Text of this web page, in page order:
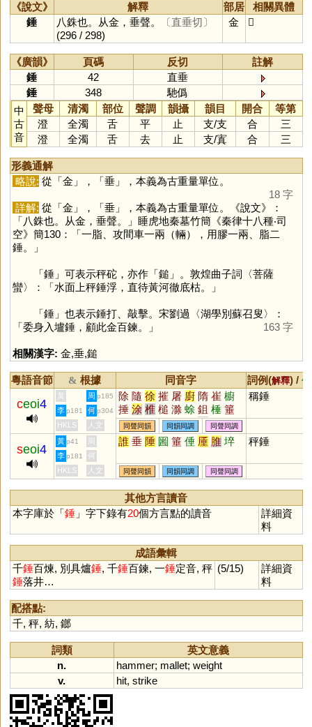
《說文》 解釋 部居
相關異體
錘
八銖也。从金，垂聲。
〔直垂切〕
(296 / 298)
金 𨭇
《廣韻》 頁碼 反切
註解
錘
42
直垂
錘
348
馳僞
中
古
音
聲母 清濁 部位 聲調 韻攝 韻目 開合
等第
澄
全濁 舌 平 止 支/支 合
三
澄
全濁 舌 去 止 支/寘 合 三
形義通解
略說: 從「金 」，「垂」，本義為古重量單位。
18 字
詳解: 從「金 」，「垂」，本義為古重量單位。《說文》：
「八銖也。从金，垂聲。」睡虎地秦墓竹簡《秦律十八種‧司
空》簡130：「一脂、攻間車一兩（輛），用膠一兩、脂二
錘。」
「錘」可表示秤砣，亦作「鎚 」。敦煌曲子詞〈菩薩
蠻〉：「水面上秤錘浮，直待黃河徹底枯。」
「錘」也表示錘打、敲擊。宋劉過〈湖學別蘇召叟〉：
「委身入壚錘，顧此金百鍊。」
163 字
相關漢字: 金,垂,鎚
粵語音節 & 根據 同音字 詞例(解釋) /
ceoi4
黃 周 p185 除 隨 徐 摧 屠 廚 隋 崔 櫥
捶 涂 椎 槌 滁 蜍 鉏 棰 箠
篨 膗 蒢 慛 凗 湷 沝 魋 磪
菙 腄 搥 鎚
稱錘
李 p181 何 p304
HKLS 人文 同聲同韻 同韻同調 同聲同調
seoi4
黃 p41 周 誰 垂 陲 圌 箠 倕 厜 脽 埣 秤錘
李 p181
何
HKLS
人文 同聲同韻 同韻同調 同聲同調
其他方言讀音
本字庫於「錘」字下錄有20個方言點的讀音
詳細資
料
成語彙輯
千錘百煉, 別具爐錘, 千錘百鍊, 一錘定音, 秤
錘落井…
(5/15)
詳細資
料
配搭點:
千, 秤, 紡, 鎯
詞類
英文意義
n.
hammer; mallet; weight
v.
hit, strike